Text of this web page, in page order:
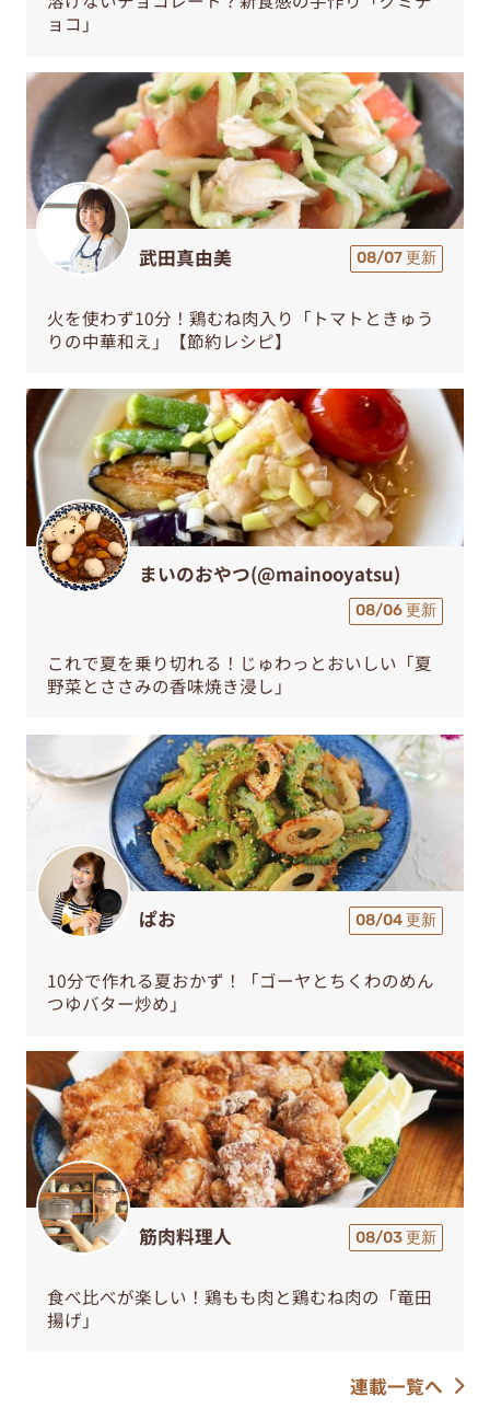
ョコ」
武田真由美 08/07 更新
火を使わず10分！鶏むね肉入り「トマトときゅう
りの中華和え」【節約レシピ】
まいのおやつ(@mainooyatsu)
08/06 更新
これで夏を乗り切れる！じゅわっとおいしい「夏
野菜とささみの香味焼き浸し」
ぱお 08/04 更新
10分で作れる夏おかず！「ゴーヤとちくわのめん
つゆバター炒め」
筋肉料理人 08/03 更新
食べ比べが楽しい！鶏もも肉と鶏むね肉の「竜田
揚げ」
連載一覧へ